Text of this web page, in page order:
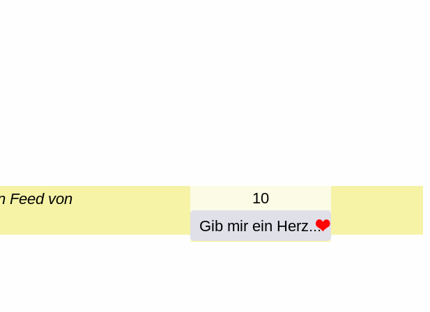
10
Gib mir ein Herz...
Feed von